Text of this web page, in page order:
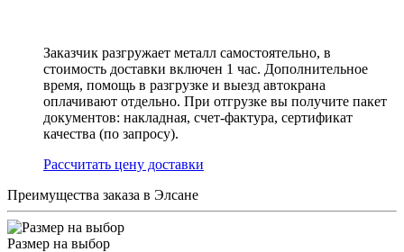
Заказчик разгружает металл самостоятельно, в
стоимость доставки включен 1 час. Дополнительное
время, помощь в разгрузке и выезд автокрана
оплачивают отдельно. При отгрузке вы получите пакет
документов: накладная, счет-фактура, сертификат
качества (по запросу).
Раcсчитать цену доставки
Преимущества заказа в Элсане
Размер на выбор